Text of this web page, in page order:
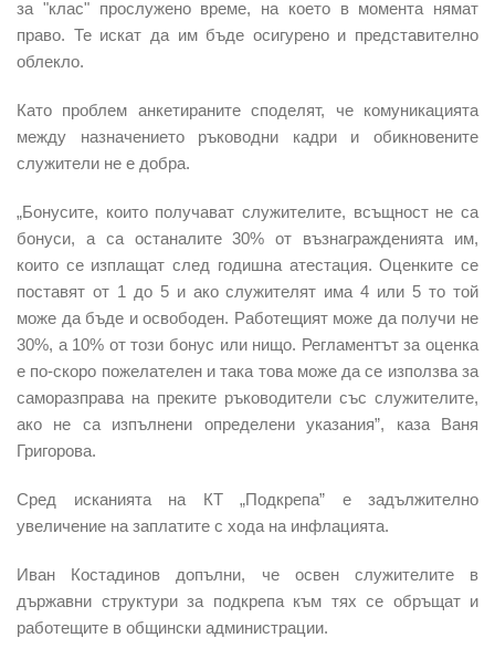
за "клас" прослужено време, на което в момента нямат
право. Те искат да им бъде осигурено и представително
облекло.
Като проблем анкетираните споделят, че комуникацията
между назначението ръководни кадри и обикновените
служители не е добра.
„Бонусите, които получават служителите, всъщност не са
бонуси, а са останалите 30% от възнагражденията им,
които се изплащат след годишна атестация. Оценките се
поставят от 1 до 5 и ако служителят има 4 или 5 то той
може да бъде и освободен. Работещият може да получи не
30%, а 10% от този бонус или нищо. Регламентът за оценка
е по-скоро пожелателен и така това може да се използва за
саморазправа на преките ръководители със служителите,
ако не са изпълнени определени указания”, каза Ваня
Григорова.
Сред исканията на КТ „Подкрепа” е задължително
увеличение на заплатите с хода на инфлацията.
Иван Костадинов допълни, че освен служителите в
държавни структури за подкрепа към тях се обръщат и
работещите в общински администрации.